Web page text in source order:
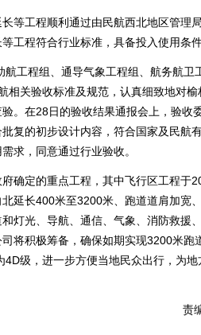
工程顺利通过由民航西北地区管理
工程符合行业标准，具备投入使用条件
程组、通导气象工程组、航务航卫
相关验收标准及规范，认真细致地对榆
。在28日的验收结果通报会上，验收
复的初步设计内容，符合国家及民航
求，同意通过行业验收。
定的重点工程，其中飞行区工程于
延长400米至3200米、跑道道肩加宽
灯光、导航、通信、气象、消防救援
将积极筹备，确保如期实现3200米跑
级，进一步方便当地民众出行，为地
责